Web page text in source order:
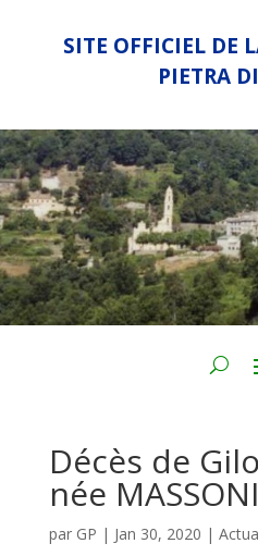
SITE OFFICIEL DE
PIETRA
Décès de
née MASSONI
par GP | Jan 30, 2020 |